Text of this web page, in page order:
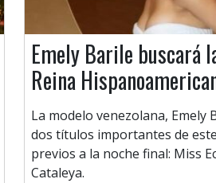
Emely Barile buscará
Reina
La modelo venezolana, Emely
dos títulos importantes de
previos a la noche final: Miss
Cataleya.